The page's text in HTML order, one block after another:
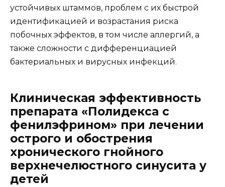
устойчивых штаммов, проблем с их быстрой
идентификацией и возрастания риска
побочных эффектов, в том числе аллергий, а
также сложности с дифференциацией
бактериальных и вирусных инфекций.
Клиническая эффективность
препарата «Полидекса с
фенилэфрином» при лечении
острого и обострения
хронического гнойного
верхнечелюстного синусита у
детей